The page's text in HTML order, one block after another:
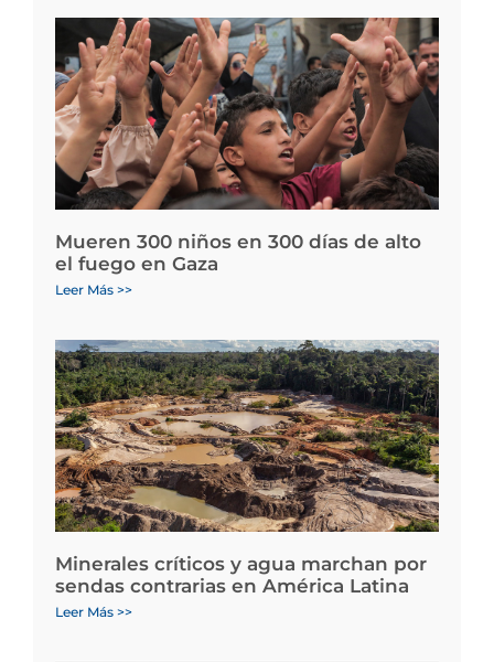
Mueren 300 niños en 300 días de alto
el fuego en Gaza
Leer Más >>
Minerales críticos y agua marchan por
sendas contrarias en América Latina
Leer Más >>